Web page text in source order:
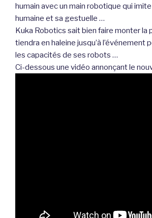
humain avec un main robotique qui
humaine et sa gestuelle …
Kuka Robotics sait bien faire monter la
tiendra en haleine jusqu’à l’événement
les capacités de ses robots …
Ci-dessous une vidéo annonçant le